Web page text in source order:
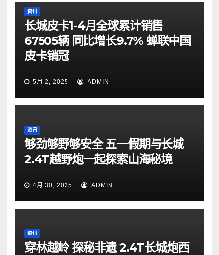
资讯
长城皮卡1-4月全球累计销售
67505辆 同比增长9.7% 蝉联中国
皮卡销冠
5月 2, 2025 ADMIN
资讯
够劲够野够安全 五一假期与长城
2.4T越野炮一起探索山海秘境
4月 30, 2025 ADMIN
资讯
穿林越岭 探秘非遗 2.4T长城炮西